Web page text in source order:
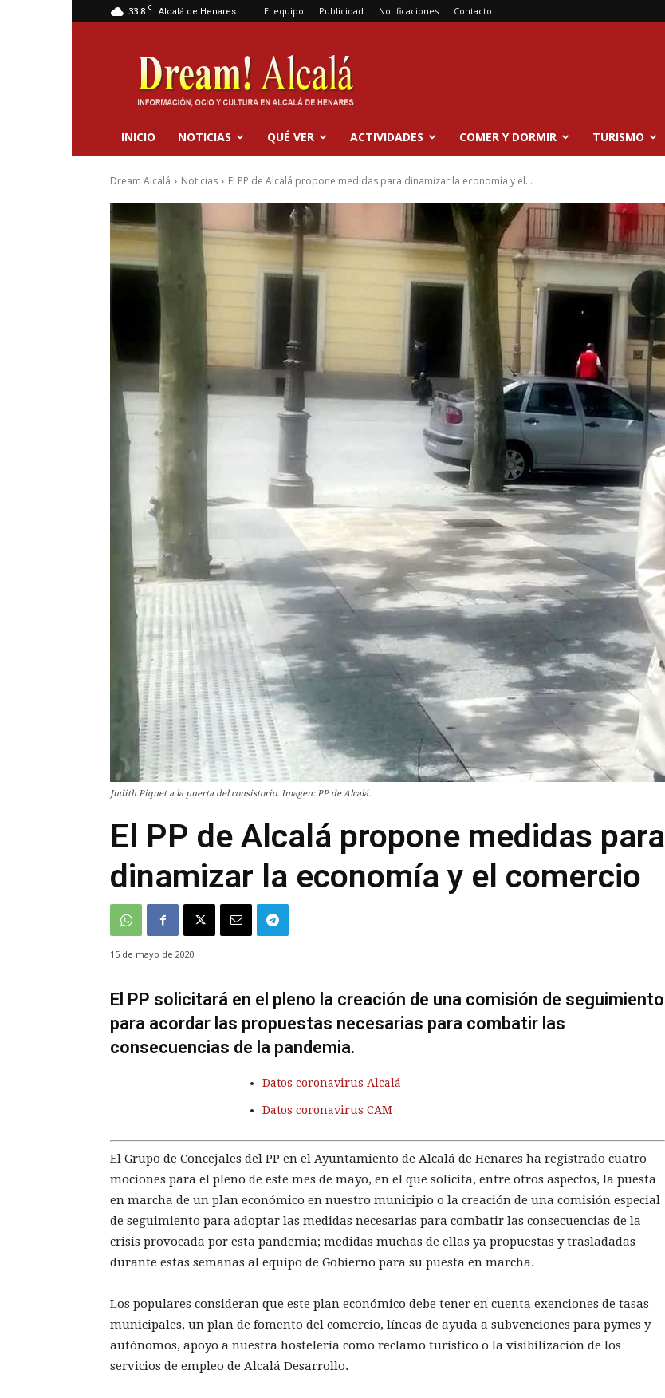
33.8 C Alcalá de Henares El equipo Publicidad Notificaciones Contacto
Dream
Alcalá
INICIO NOTICIAS QUÉ VER ACTIVIDADES COMER Y DORMIR TURISMO
Dream Alcalá Noticias El PP de Alcalá propone medidas para dinamizar la economía y el...
Judith Piquet a la puerta del consistorio. Imagen: PP de Alcalá.
El PP de Alcalá propone medidas para
dinamizar la economía y el comercio
15 de mayo de 2020
El PP solicitará en el pleno la creación de una comisión de seguimiento
para acordar las propuestas necesarias para combatir las
consecuencias de la pandemia.
Datos coronavirus Alcalá
Datos coronavirus CAM
El Grupo de Concejales del PP en el Ayuntamiento de Alcalá de Henares ha registrado cuatro
mociones para el pleno de este mes de mayo, en el que solicita, entre otros aspectos, la puesta
en marcha de un plan económico en nuestro municipio o la creación de una comisión especial
de seguimiento para adoptar las medidas necesarias para combatir las consecuencias de la
crisis provocada por esta pandemia; medidas muchas de ellas ya propuestas y trasladadas
durante estas semanas al equipo de Gobierno para su puesta en marcha.
Los populares consideran que este plan económico debe tener en cuenta exenciones de tasas
municipales, un plan de fomento del comercio, líneas de ayuda a subvenciones para pymes y
autónomos, apoyo a nuestra hostelería como reclamo turístico o la visibilización de los
servicios de empleo de Alcalá Desarrollo.